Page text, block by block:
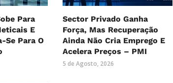
Para
E
Se Para O
Sector Privado Ganha
Força, Mas Recuperação
Ainda Não Cria Emprego E
Acelera Preços – PMI
5 de Agosto, 2026